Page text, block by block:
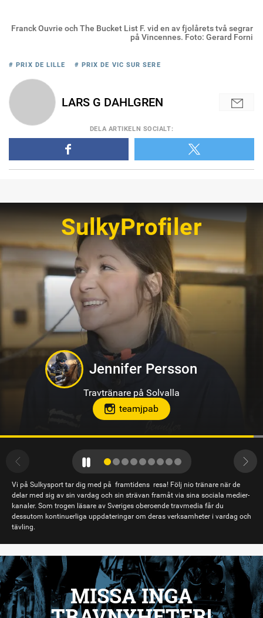
Franck Ouvrie och The Bucket List F. vid en av fjolårets två segrar
på Vincennes. Foto: Gerard Forni
# PRIX DE LILLE # PRIX DE VIC SUR SERE
LARS G DAHLGREN
DELA ARTIKELN SOCIALT:
SulkyProfiler
Hanna Forslin
Travtränare på Hagmyren, Hudiksvall
Vi på Sulkysport tar dig med på framtidens resa! Följ nio tränare när de
delar med sig av sin vardag och sin strävan framåt via sina sociala medier-
kanaler. Som trogen läsare av Sveriges oberoende travmedia får du
dessutom kontinuerliga uppdateringar om deras verksamheter i vardag och
tävling.
MISSA INGA